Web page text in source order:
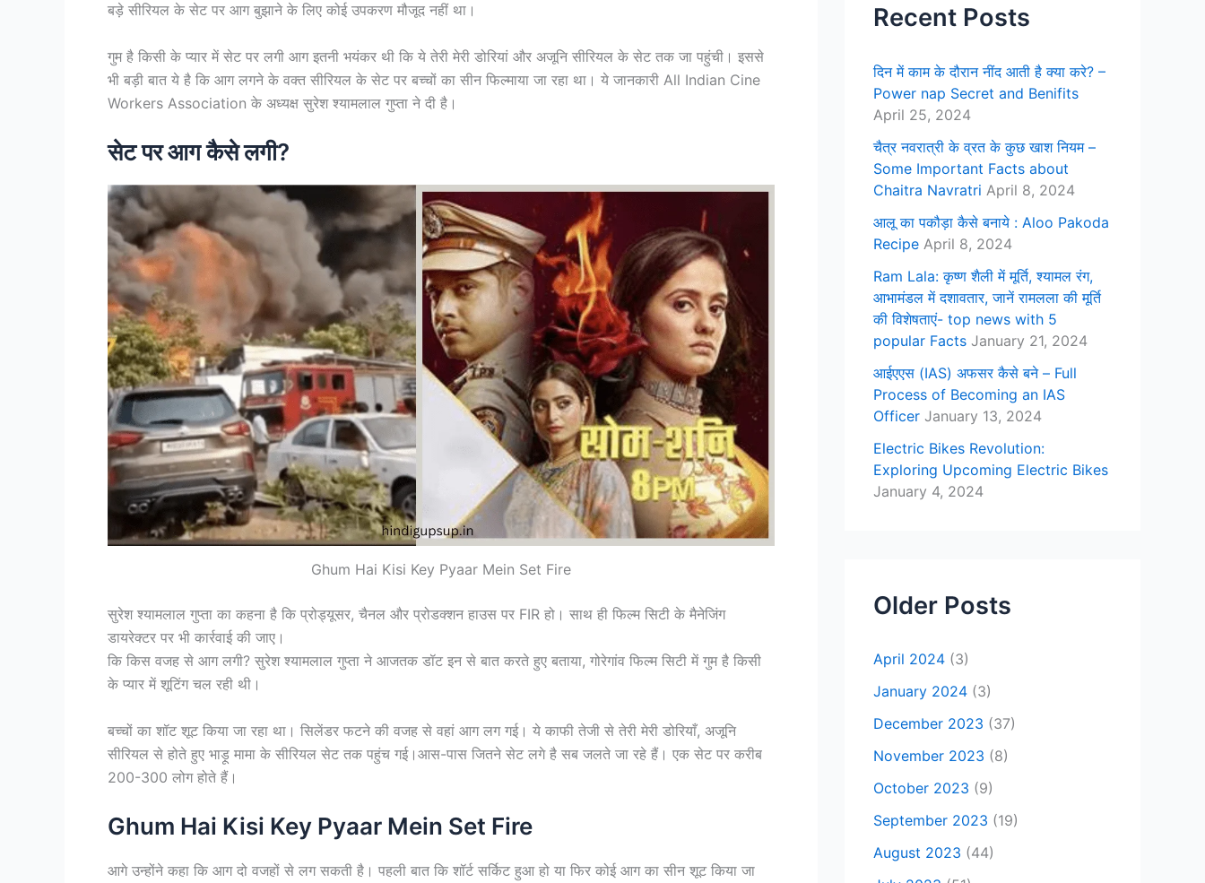
बड़े सीरियल के सेट पर आग बुझाने के लिए कोई उपकरण मौजूद नहीं था।
गुम है किसी के प्यार में सेट पर लगी आग इतनी भयंकर थी कि ये तेरी मेरी डोरियां और अजूनि सीरियल के सेट तक जा पहुंची। इससे
भी बड़ी बात ये है कि आग लगने के वक्त सीरियल के सेट पर बच्चों का सीन फिल्माया जा रहा था। ये जानकारी All Indian Cine
Workers Association के अध्यक्ष सुरेश श्यामलाल गुप्ता ने दी है।
सेट पर आग कैसे लगी?
Ghum Hai Kisi Key Pyaar Mein Set Fire
सुरेश श्यामलाल गुप्ता का कहना है कि प्रोड्यूसर, चैनल और प्रोडक्शन हाउस पर FIR हो। साथ ही फिल्म सिटी के मैनेजिंग
डायरेक्टर पर भी कार्रवाई की जाए।
कि किस वजह से आग लगी? सुरेश श्यामलाल गुप्ता ने आजतक डॉट इन से बात करते हुए बताया, गोरेगांव फिल्म सिटी में गुम है किसी
के प्यार में शूटिंग चल रही थी।
बच्चों का शॉट शूट किया जा रहा था। सिलेंडर फटने की वजह से वहां आग लग गई। ये काफी तेजी से तेरी मेरी डोरियाँ, अजूनि
सीरियल से होते हुए भाड़ू मामा के सीरियल सेट तक पहुंच गई।आस-पास जितने सेट लगे है सब जलते जा रहे हैं। एक सेट पर करीब
200-300 लोग होते हैं।
Ghum Hai Kisi Key Pyaar Mein Set Fire
आगे उन्होंने कहा कि आग दो वजहों से लग सकती है। पहली बात कि शॉर्ट सर्किट हुआ हो या फिर कोई आग का सीन शूट किया जा
Recent Posts
दिन में काम के दौरान नींद आती है क्या करे? –
Power nap Secret and Benifits
April 25, 2024
चैत्र नवरात्री के व्रत के कुछ खाश नियम –
Some Important Facts about
Chaitra Navratri April 8, 2024
आलू का पकौड़ा कैसे बनाये : Aloo Pakoda
Recipe April 8, 2024
Ram Lala: कृष्ण शैली में मूर्ति, श्यामल रंग,
आभामंडल में दशावतार, जानें रामलला की मूर्ति
की विशेषताएं- top news with 5
popular Facts January 21, 2024
आईएएस (IAS) अफसर कैसे बने – Full
Process of Becoming an IAS
Officer January 13, 2024
Electric Bikes Revolution:
Exploring Upcoming Electric Bikes
January 4, 2024
Older Posts
April 2024 (3)
January 2024 (3)
December 2023 (37)
November 2023 (8)
October 2023 (9)
September 2023 (19)
August 2023 (44)